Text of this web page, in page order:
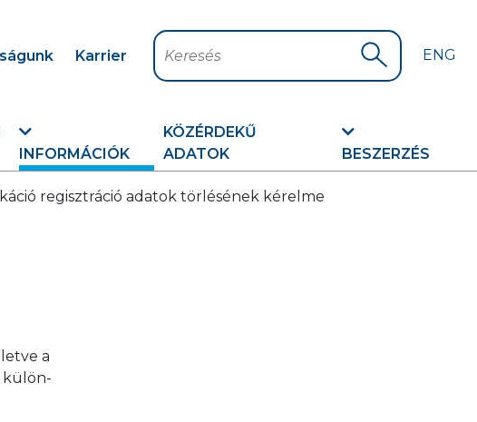
Karrier Keresés Keresés
ENG
INFORMÁCIÓK
KÖZÉRDEKŰ
ADATOK
BESZERZÉS
regisztráció adatok törlésének kérelme
a
külön-